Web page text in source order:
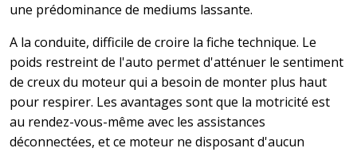
une prédominance de mediums lassante.
A la conduite, difficile de croire la fiche technique. Le
poids restreint de l'auto permet d'atténuer le sentiment
de creux du moteur qui a besoin de monter plus haut
pour respirer. Les avantages sont que la motricité est
au rendez-vous-même avec les assistances
déconnectées, et ce moteur ne disposant d'aucun